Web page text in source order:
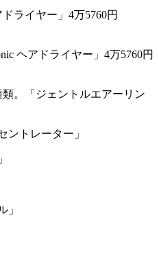
ヘアドライヤー」4万5760円
。「ジェントルエアーリン
ントレーター」
」